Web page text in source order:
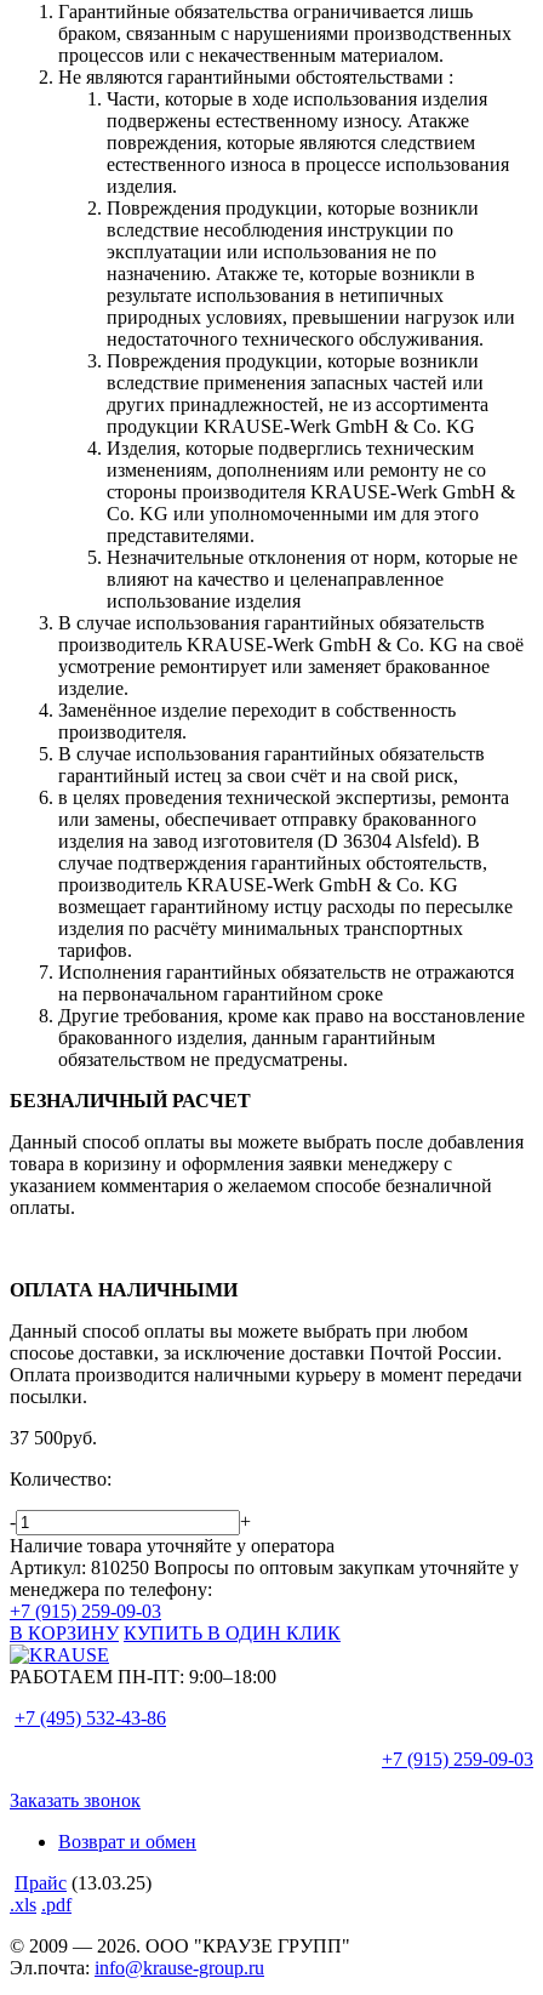
Гарантийные обязательства ограничивается лишь
браком, связанным с нарушениями производственных
процессов или с некачественным материалом.
Не являются гарантийными обстоятельствами :
Части, которые в ходе использования изделия
подвержены естественному износу. Атакже
повреждения, которые являются следствием
естественного износа в процессе использования
изделия.
Повреждения продукции, которые возникли
вследствие несоблюдения инструкции по
эксплуатации или использования не по
назначению. Атакже те, которые возникли в
результате использования в нетипичных
природных условиях, превышении нагрузок или
недостаточного технического обслуживания.
Повреждения продукции, которые возникли
вследствие применения запасных частей или
других принадлежностей, не из ассортимента
продукции KRAUSE-Werk GmbH & Со. KG
Изделия, которые подверглись техническим
изменениям, дополнениям или ремонту не со
стороны производителя KRAUSE-Werk GmbH &
Со. KG или уполномоченными им для этого
представителями.
Незначительные отклонения от норм, которые не
влияют на качество и целенаправленное
использование изделия
В случае использования гарантийных обязательств
производитель KRAUSE-Werk GmbH & Со. KG на своё
усмотрение ремонтирует или заменяет бракованное
изделие.
Заменённое изделие переходит в собственность
производителя.
В случае использования гарантийных обязательств
гарантийный истец за свои счёт и на свой риск,
в целях проведения технической экспертизы, ремонта
или замены, обеспечивает отправку бракованного
изделия на завод изготовителя (D 36304 Alsfeld). В
случае подтверждения гарантийных обстоятельств,
производитель KRAUSE-Werk GmbH & Со. KG
возмещает гарантийному истцу расходы по пересылке
изделия по расчёту минимальных транспортных
тарифов.
Исполнения гарантийных обязательств не отражаются
на первоначальном гарантийном сроке
Другие требования, кроме как право на восстановление
бракованного изделия, данным гарантийным
обязательством не предусматрены.
БЕЗНАЛИЧНЫЙ РАСЧЕТ
Данный способ оплаты вы можете выбрать после добавления
товара в коризину и оформления заявки менеджеру c
указанием комментария о желаемом способе безналичной
оплаты.
ОПЛАТА НАЛИЧНЫМИ
Данный способ оплаты вы можете выбрать при любом
спосоье доставки, за исключение доставки Почтой России.
Оплата производится наличными курьеру в момент передачи
посылки.
37 500руб.
Количество:
-
+
Наличие товара уточняйте у оператора
Артикул: 810250 Вопросы по оптовым закупкам уточняйте у
менеджера по телефону:
+7 (915) 259-09-03
В КОРЗИНУ КУПИТЬ В ОДИН КЛИК
РАБОТАЕМ ПН-ПТ: 9:00–18:00
+7 (495) 532-43-86
+7 (915) 259-09-03
Заказать звонок
Возврат и обмен
Прайс (13.03.25)
.xls .pdf
© 2009 — 2026. ООО "КРАУЗЕ ГРУПП"
Эл.почта: info@krause-group.ru